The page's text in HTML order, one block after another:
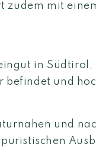
zudem mit
in Südtirol,
befindet und
und